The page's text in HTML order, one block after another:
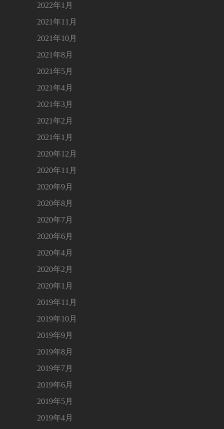
2022年1月
2021年11月
2021年10月
2021年8月
2021年5月
2021年4月
2021年3月
2021年2月
2021年1月
2020年12月
2020年11月
2020年9月
2020年8月
2020年7月
2020年6月
2020年4月
2020年2月
2020年1月
2019年11月
2019年10月
2019年9月
2019年8月
2019年7月
2019年6月
2019年5月
2019年4月